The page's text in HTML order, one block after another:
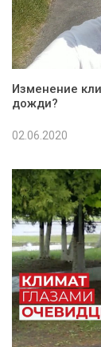
Изменение
дожди?
02.06.2020